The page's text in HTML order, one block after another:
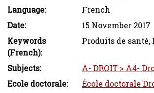
Language:
French
Date:
15 November 2017
Keywords
(French):
Produits de
Subjects:
A- DROIT > A4-
Ecole doctorale:
École doctorale